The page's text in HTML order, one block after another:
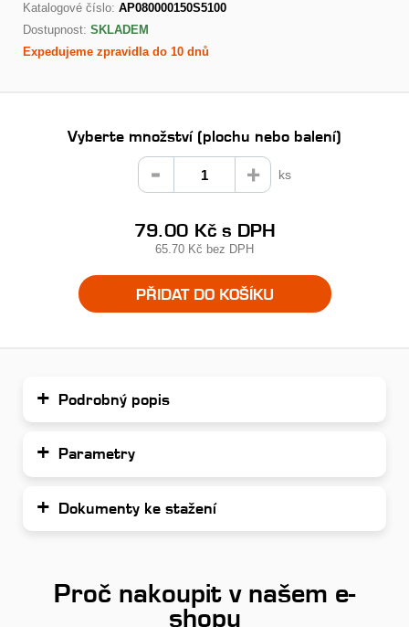
Katalogové číslo: AP080000150S5100
Dostupnost: SKLADEM
Expedujeme zpravidla do 10 dnů
Vyberte množství (plochu nebo balení)
ks
79.00 Kčs DPH
65.70 Kč bez DPH
PŘIDAT DO KOŠÍKU
Podrobný popis
Parametry
Dokumenty ke stažení
Proč nakoupit v našem e-
shopu